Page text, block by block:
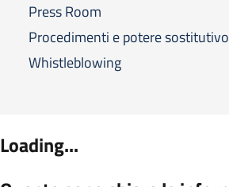
Press Room
Procedimenti e potere sostitutivo
Whistleblowing